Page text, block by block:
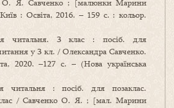
О. Я. Савченко ; [малюнки Марини
: Освіта, 2016. – 159 с. : кольор.
читальня. 3 клас : посіб. для
у 3 кл. / Олександра Савченко.
2020. –127 с. – (Нова українська
: посіб. для позаклас.
/ Савченко О. Я. ; [мал. Марини